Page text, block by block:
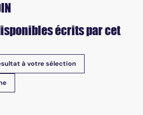
écrits par cet
à votre sélection